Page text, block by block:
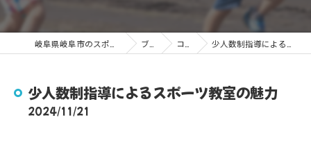
ブログ コラム 少人数制指導によるスポーツ教室の魅力
少人数制指導によるスポーツ教室の魅力
2024/11/21